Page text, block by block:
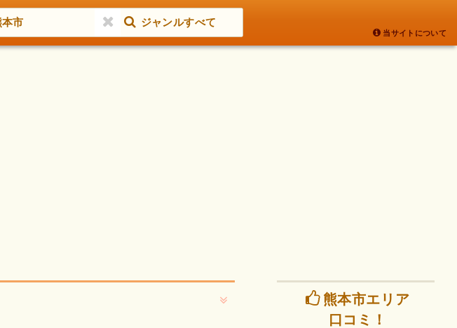
本市 ジャンルすべて
当サイトについて
熊本市エリア
口コミ！